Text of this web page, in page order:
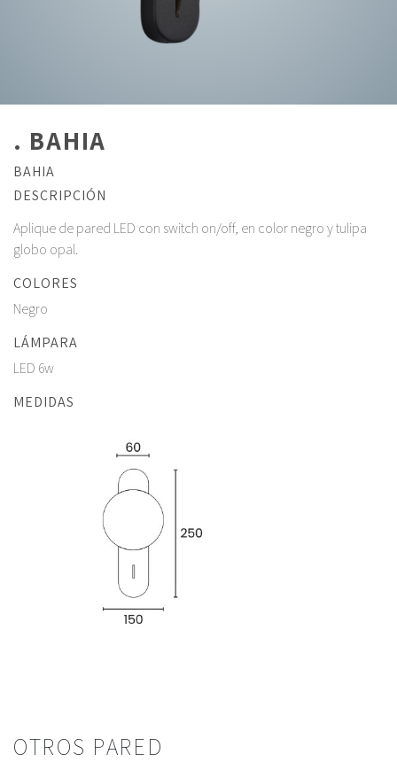
. BAHIA
BAHIA
DESCRIPCIÓN
Aplique de pared LED con switch on/off, en color negro y tulipa
globo opal.
COLORES
Negro
LÁMPARA
LED 6w
MEDIDAS
OTROS PARED